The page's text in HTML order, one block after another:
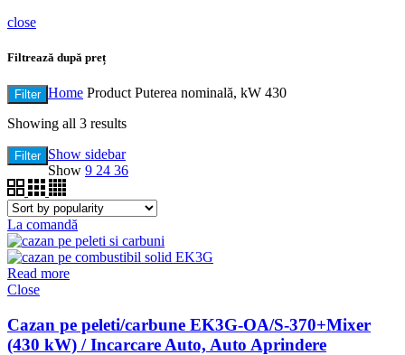
close
Filtrează după preț
Filter Home Product Puterea nominală, kW 430
Showing all 3 results
Filter Show sidebar
Show 9 24 36
La comandă
Read more
Close
Cazan pe peleti/carbune EK3G-OA/S-370+Mixer
(430 kW) / Incarcare Auto, Auto Aprindere